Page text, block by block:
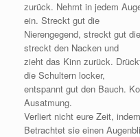
zurück. Nehmt in jedem
ein. Streckt gut die
Nierengegend, streckt gut
streckt den Nacken und
zieht das Kinn zurück.
die Schultern locker,
entspannt gut den Bauch.
Ausatmung.
Verliert nicht eure Zeit,
Betrachtet sie einen